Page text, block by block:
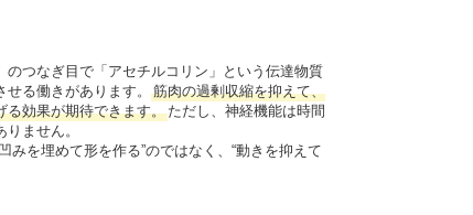
つなぎ目で「アセチルコリン」という伝達物質
る働きがあります。
筋肉の過剰収縮を抑えて、
る効果が期待できます。 ただし、神経機能は時間
ません。
みを埋めて形を作る”のではなく、“動きを抑えて